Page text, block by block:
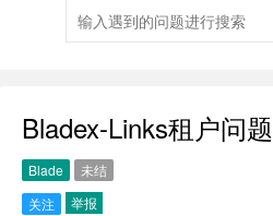
Bladex-Links租户问题
Blade
未结
关注
举报